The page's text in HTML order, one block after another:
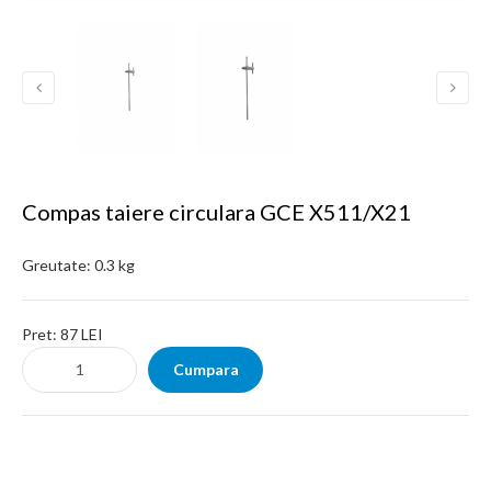
Compas taiere circulara GCE X511/X21
Greutate: 0.3 kg
Pret: 87 LEI